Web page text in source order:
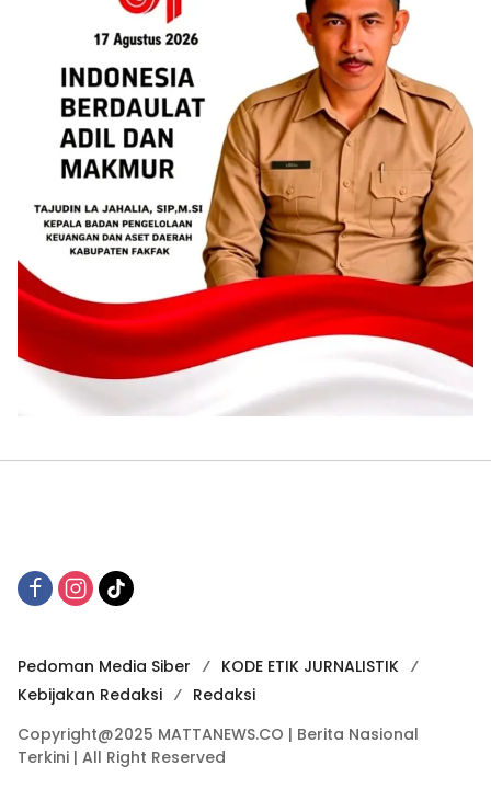
Pedoman Media Siber
KODE ETIK JURNALISTIK
Kebijakan Redaksi
Redaksi
Copyright@2025 MATTANEWS.CO | Berita Nasional
Terkini | All Right Reserved